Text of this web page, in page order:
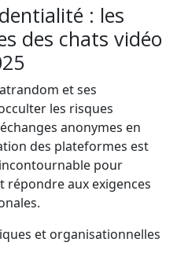
: les
des chats vidéo
et ses
les risques
anonymes en
des plateformes est
pour
répondre aux exigences
et organisationnelles